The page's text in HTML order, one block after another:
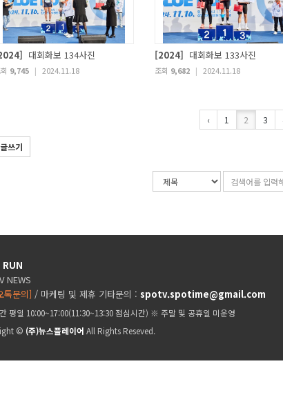
대회화보 134사진
9,745 | 2024.11.18
[2024] 대회화보 133사진
조회 9,682 | 2024.11.18
‹ 1 2 3
글쓰기
검
색
검
색
RUN
NEWS
톡문의] / 마케팅 및 제휴 기타문의 : spotv.spotime@gmail.com
평일 10:00~17:00(11:30~13:30 점심시간) ※ 주말 및 공휴일 미운영
© (주)뉴스플레이어 All Rights Reseved.